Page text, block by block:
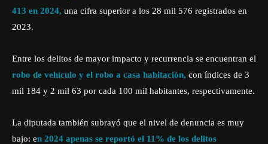
413 en 2024, una cifra superior a los 28 mil 576 registrados en
2023.
Entre los delitos de mayor impacto y recurrencia se encuentran el
robo de vehículo y el robo a casa habitación, con índices de 3
mil 184 y 2 mil 63 por cada 100 mil habitantes, respectivamente.
La diputada también subrayó que el nivel de denuncia es muy
bajo: en 2024 apenas se reportó el 11% de los delitos